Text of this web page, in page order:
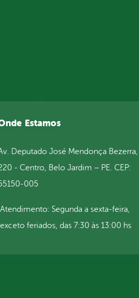
Estamos
Deputado José Mendonça Bezerra,
- Centro, Belo Jardim – PE. CEP:
005
Atendimento: Segunda a sexta-feira,
exceto feriados, das 7:30 às 13:00 hs